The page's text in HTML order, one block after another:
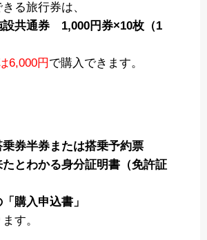
る旅行券は、
設共通券 1,000円券×10枚（1
6,000円 で購入できます。
乗券半券または搭乗予約票
たとわかる身分証明書（免許証
購入申込書」
す。